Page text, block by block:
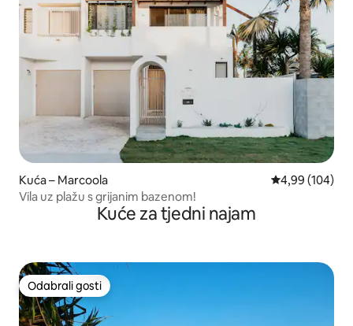
Kuća – Marcoola Prosječna
4,99 (104)
Vila uz plažu s grijanim bazenom!
Kuće za tjedni najam
Odabrali gosti
Odabrali gosti